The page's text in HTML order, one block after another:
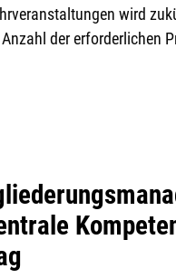
wird
der erforderlichen